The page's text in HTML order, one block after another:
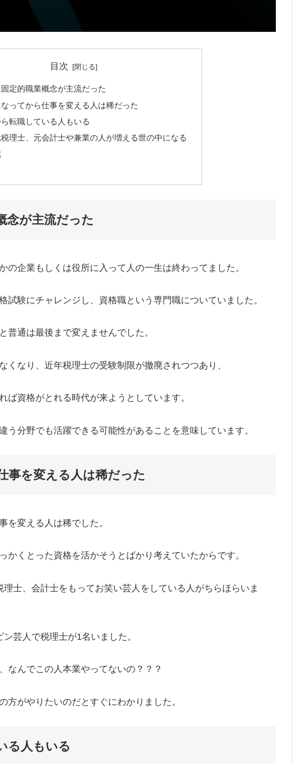
目次
定的職業概念が主流だった
ってから仕事を変える人は稀だった
転職している人もいる
理士、元会計士や兼業の人が増える世の中になる
念が主流だった
の企業もしくは役所に入って人の一生は終わってました。
試験にチャレンジし、資格職という専門職についていました。
普通は最後まで変えませんでした。
くなり、近年税理士の受験制限が撤廃されつつあり、
ば資格がとれる時代が来ようとしています。
う分野でも活躍できる可能性があることを意味しています。
事を変える人は稀だった
を変える人は稀でした。
かくとった資格を活かそうとばかり考えていたからです。
士、会計士をもってお笑い芸人をしている人がちらほらいま
芸人で税理士が1名いました。
なんでこの人本業やってないの？？？
方がやりたいのだとすぐにわかりました。
る人もいる